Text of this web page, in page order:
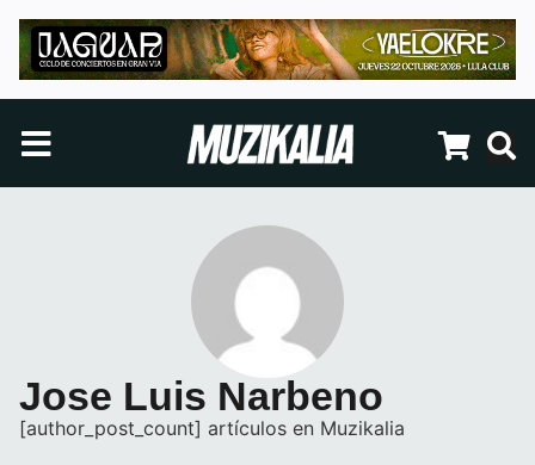
Jose Luis Narbeno
[author_post_count] artículos en Muzikalia